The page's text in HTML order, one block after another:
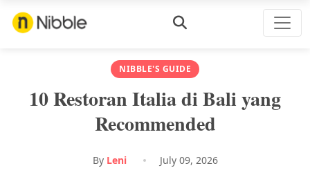
NIBBLE'S GUIDE
10 Restoran Italia di Bali yang
Recommended
By Leni July 09, 2026